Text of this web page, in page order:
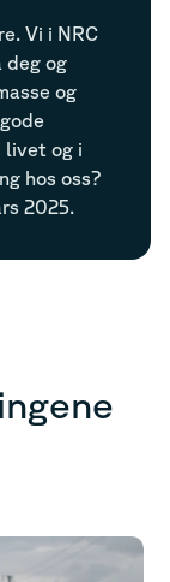
Vi i NRC
deg og
og
livet og i
hos oss?
2025.